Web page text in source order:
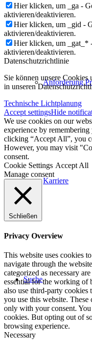
Anforderung
Karriere
Suche
Hier klicken, um _ga -
aktivieren/deaktivieren.
Hier klicken, um _gid -
aktivieren/deaktivieren.
Hier klicken, um _gat_*
aktivieren/deaktivieren.
Datenschutzrichtlinie
Sie können unsere
in unseren
Technische Lichtplanung
Accept settingsHide
We use cookies on our
experience by
clicking “Accept All”, you
However, you may visit
consent.
Cookie Settings Accept All
Manage consent
Schließen
Privacy Overview
This website uses cookies
navigate through the
categorized as necessary
essential for the working of
also use third-party cookies
you use this website.
only with your consent.
cookies. But opting out of
browsing experience.
Necessary